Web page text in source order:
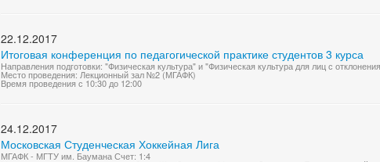
22.12.2017
Итоговая конференция по педагогической практике студентов 3 курса
Направления подготовки: "Физическая культура" и "Физическая культура для лиц с
Место проведения: Лекционный зал №2 (МГАФК)
Время проведения с 10:30 до 12:00
24.12.2017
Московская Студенческая Хоккейная Лига
МГАФК - МГТУ им. Баумана Счет: 1:4